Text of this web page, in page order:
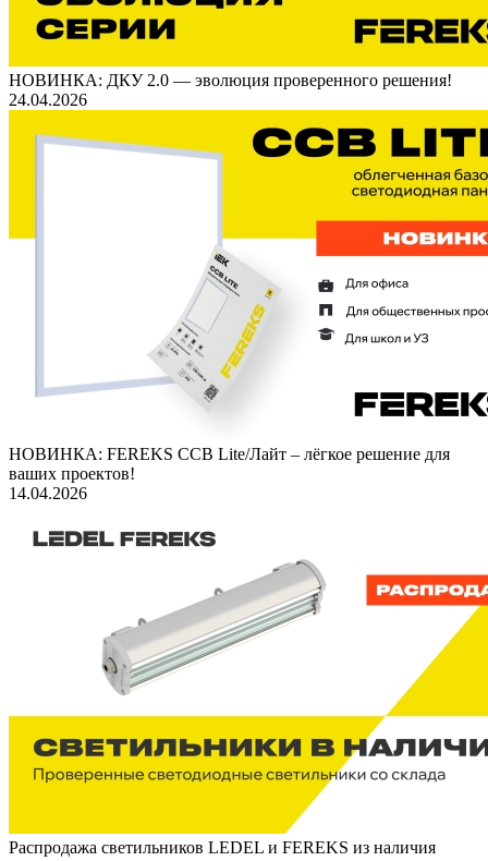
НОВИНКА: ДКУ 2.0 — эволюция проверенного решения!
24.04.2026
НОВИНКА: FEREKS ССВ Lite/Лайт – лёгкое решение для
ваших проектов!
14.04.2026
Распродажа светильников LEDEL и FEREKS из наличия